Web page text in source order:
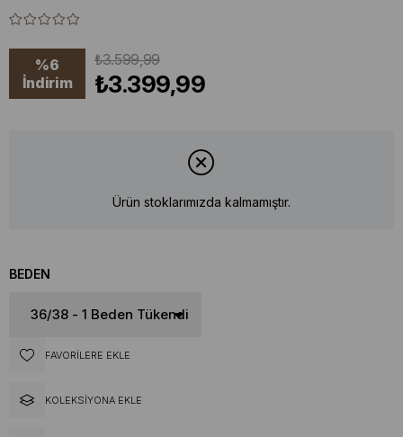
%6
İndirim
₺3.599,99
₺3.399,99
Ürün stoklarımızda kalmamıştır.
BEDEN
FAVORILERE EKLE
KOLEKSIYONA EKLE